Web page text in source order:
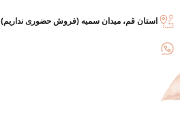
استان قم، میدان سمیه (فروش حضوری نداریم)